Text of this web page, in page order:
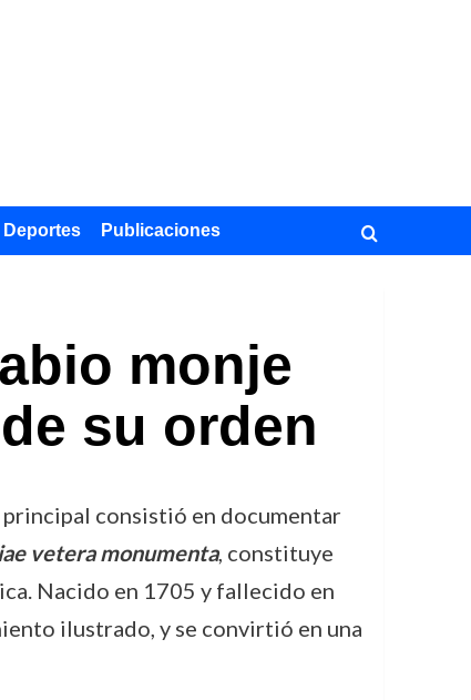
Deportes Publicaciones
monje
su orden
consistió en documentar
vetera monumenta, constituye
Nacido en 1705 y fallecido en
ilustrado, y se convirtió en una